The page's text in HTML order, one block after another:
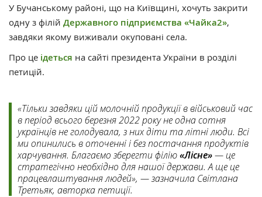
У Бучанському районі, що на Київщині, хочуть закрити
одну з філій Державного підприємства «Чайка2»,
завдяки якому виживали окуповані села.
Про це ідеться на сайті президента України в розділі
петицій.
«Тільки завдяки цій молочній продукції в військовий час
в період всього березня 2022 року не одна сотня
українців не голодувала, з них діти та літні люди. Всі
ми опинились в оточенні і без постачання продуктів
харчування. Благаємо зберегти філію«Лісне»— це
стратегічно необхідно для нашої держави. А ще це
працевлаштування людей», — зазначила Світлана
Третьяк, авторка петиції.